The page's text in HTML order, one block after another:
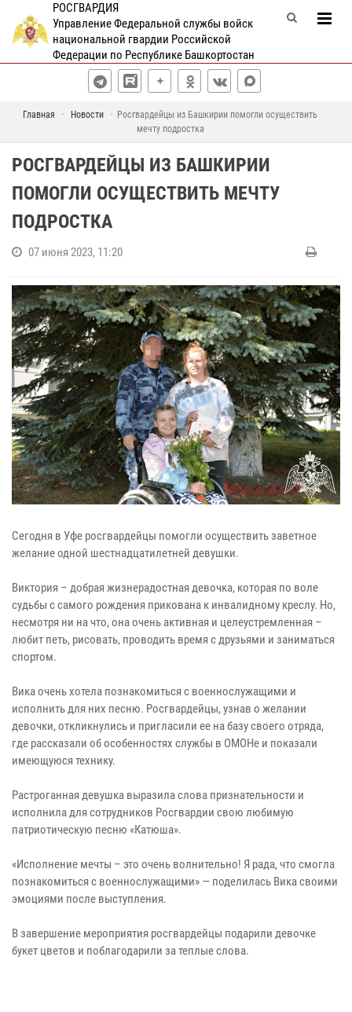
РОСГВАРДИЯ
Управление Федеральной службы войск
национальной гвардии Российской
Федерации по Республике Башкортостан
Главная Новости
Росгвардейцы из Башкирии помогли осуществить
мечту подростка
РОСГВАРДЕЙЦЫ ИЗ БАШКИРИИ
ПОМОГЛИ ОСУЩЕСТВИТЬ МЕЧТУ
ПОДРОСТКА
07 июня 2023, 11:20
Сегодня в Уфе росгвардейцы помогли осуществить заветное
желание одной шестнадцатилетней девушки.
Виктория – добрая жизнерадостная девочка, которая по воле
судьбы с самого рождения прикована к инвалидному креслу. Но,
несмотря ни на что, она очень активная и целеустремленная –
любит петь, рисовать, проводить время с друзьями и заниматься
спортом.
Вика очень хотела познакомиться с военнослужащими и
исполнить для них песню. Росгвардейцы, узнав о желании
девочки, откликнулись и пригласили ее на базу своего отряда,
где рассказали об особенностях службы в ОМОНе и показали
имеющуюся технику.
Растроганная девушка выразила слова признательности и
исполнила для сотрудников Росгвардии свою любимую
патриотическую песню «Катюша».
«Исполнение мечты – это очень волнительно! Я рада, что смогла
познакомиться с военнослужащими» — поделилась Вика своими
эмоциями после выступления.
В завершение мероприятия росгвардейцы подарили девочке
букет цветов и поблагодарили за теплые слова.